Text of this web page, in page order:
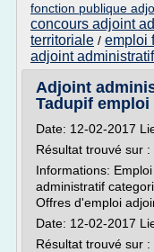
fonction publique
concours adjoint
territoriale / emploi
adjoint administratif
Adjoint
Tadupif emploi
Date: 12-02-2017
Résultat trouvé sur
Informations:
administratif
Offres d'emploi
Date: 12-02-2017
Résultat trouvé sur